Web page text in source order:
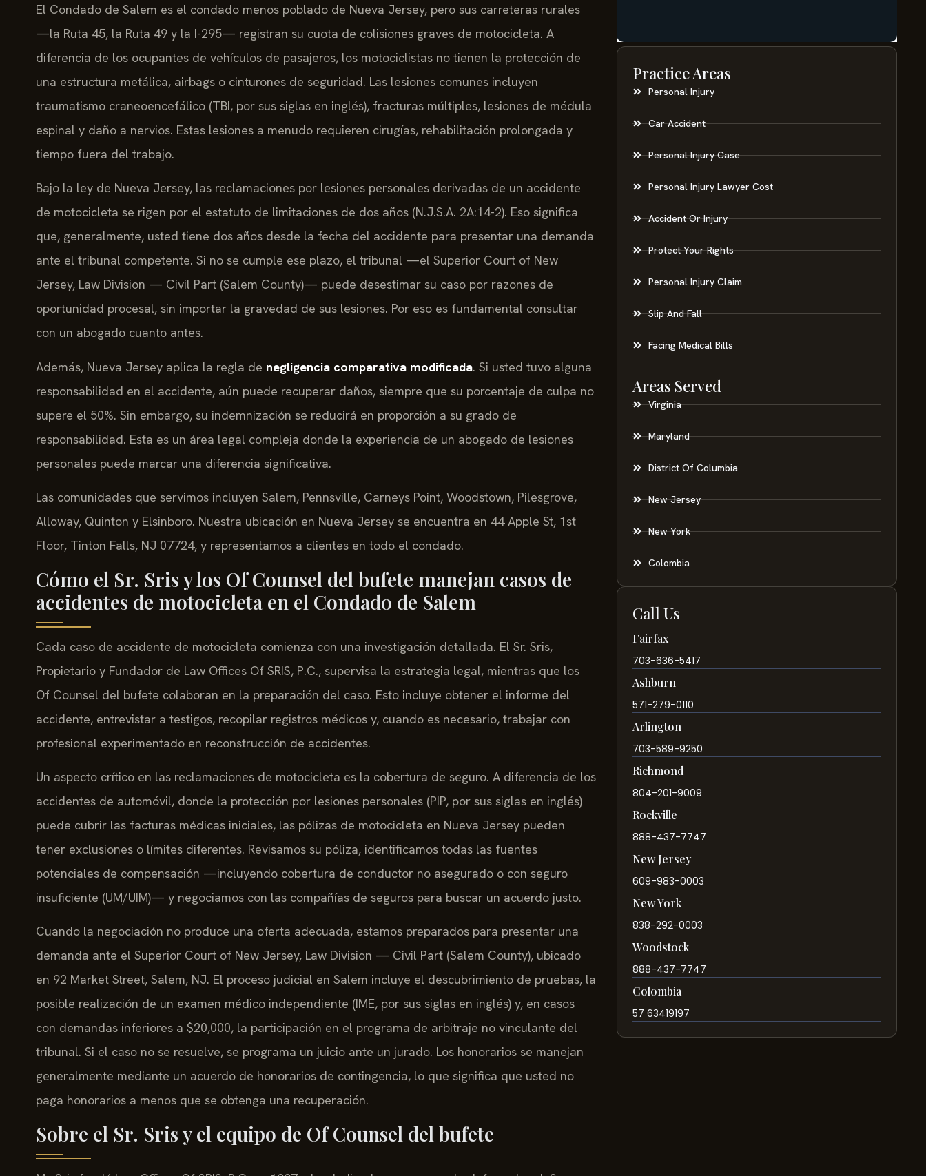
El Condado de Salem es el condado menos poblado de Nueva Jersey, pero sus carreteras rurales
—la Ruta 45, la Ruta 49 y la I-295— registran su cuota de colisiones graves de motocicleta. A
diferencia de los ocupantes de vehículos de pasajeros, los motociclistas no tienen la protección de
una estructura metálica, airbags o cinturones de seguridad. Las lesiones comunes incluyen
traumatismo craneoencefálico (TBI, por sus siglas en inglés), fracturas múltiples, lesiones de médula
espinal y daño a nervios. Estas lesiones a menudo requieren cirugías, rehabilitación prolongada y
tiempo fuera del trabajo.
Bajo la ley de Nueva Jersey, las reclamaciones por lesiones personales derivadas de un accidente
de motocicleta se rigen por el estatuto de limitaciones de dos años (N.J.S.A. 2A:14-2). Eso significa
que, generalmente, usted tiene dos años desde la fecha del accidente para presentar una demanda
ante el tribunal competente. Si no se cumple ese plazo, el tribunal —el Superior Court of New
Jersey, Law Division — Civil Part (Salem County)— puede desestimar su caso por razones de
oportunidad procesal, sin importar la gravedad de sus lesiones. Por eso es fundamental consultar
con un abogado cuanto antes.
Además, Nueva Jersey aplica la regla de negligencia comparativa modificada. Si usted tuvo alguna
responsabilidad en el accidente, aún puede recuperar daños, siempre que su porcentaje de culpa no
supere el 50%. Sin embargo, su indemnización se reducirá en proporción a su grado de
responsabilidad. Esta es un área legal compleja donde la experiencia de un abogado de lesiones
personales puede marcar una diferencia significativa.
Las comunidades que servimos incluyen Salem, Pennsville, Carneys Point, Woodstown, Pilesgrove,
Alloway, Quinton y Elsinboro. Nuestra ubicación en Nueva Jersey se encuentra en 44 Apple St, 1st
Floor, Tinton Falls, NJ 07724, y representamos a clientes en todo el condado.
Cómo el Sr. Sris y los Of Counsel del bufete manejan casos de
accidentes de motocicleta en el Condado de Salem
Cada caso de accidente de motocicleta comienza con una investigación detallada. El Sr. Sris,
Propietario y Fundador de Law Offices Of SRIS, P.C., supervisa la estrategia legal, mientras que los
Of Counsel del bufete colaboran en la preparación del caso. Esto incluye obtener el informe del
accidente, entrevistar a testigos, recopilar registros médicos y, cuando es necesario, trabajar con
profesional experimentado en reconstrucción de accidentes.
Un aspecto crítico en las reclamaciones de motocicleta es la cobertura de seguro. A diferencia de los
accidentes de automóvil, donde la protección por lesiones personales (PIP, por sus siglas en inglés)
puede cubrir las facturas médicas iniciales, las pólizas de motocicleta en Nueva Jersey pueden
tener exclusiones o límites diferentes. Revisamos su póliza, identificamos todas las fuentes
potenciales de compensación —incluyendo cobertura de conductor no asegurado o con seguro
insuficiente (UM/UIM)— y negociamos con las compañías de seguros para buscar un acuerdo justo.
Cuando la negociación no produce una oferta adecuada, estamos preparados para presentar una
demanda ante el Superior Court of New Jersey, Law Division — Civil Part (Salem County), ubicado
en 92 Market Street, Salem, NJ. El proceso judicial en Salem incluye el descubrimiento de pruebas, la
posible realización de un examen médico independiente (IME, por sus siglas en inglés) y, en casos
con demandas inferiores a $20,000, la participación en el programa de arbitraje no vinculante del
tribunal. Si el caso no se resuelve, se programa un juicio ante un jurado. Los honorarios se manejan
generalmente mediante un acuerdo de honorarios de contingencia, lo que significa que usted no
paga honorarios a menos que se obtenga una recuperación.
Sobre el Sr. Sris y el equipo de Of Counsel del bufete
Practice Areas
Personal Injury
Car Accident
Personal Injury Case
Personal Injury Lawyer Cost
Accident Or Injury
Protect Your Rights
Personal Injury Claim
Slip And Fall
Facing Medical Bills
Areas Served
Virginia
Maryland
District Of Columbia
New Jersey
New York
Colombia
Call Us
Fairfax
703-636-5417
Ashburn
571-279-0110
Arlington
703-589-9250
Richmond
804-201-9009
Rockville
888-437-7747
New Jersey
609-983-0003
New York
838-292-0003
Woodstock
888-437-7747
Colombia
57 63419197